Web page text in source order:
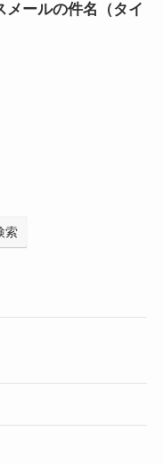
メールの件名（タイ
索